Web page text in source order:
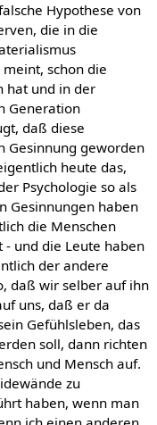
Hypothese von
die in die
schon die
hat und in der
Generation
daß diese
Gesinnung geworden
heute das,
Psychologie so als
Gesinnungen haben
die Menschen
- und die Leute haben
der andere
daß wir selber auf ihn
uns, daß er da
Gefühlsleben, das
soll, dann richten
und Mensch auf.
zu
haben, wenn man